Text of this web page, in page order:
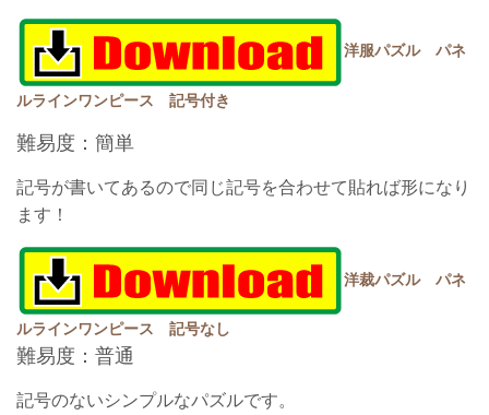
洋服パズル パネ
ルラインワンピース 記号付き
難易度：簡単
記号が書いてあるので同じ記号を合わせて貼れば形になり
ます！
洋裁パズル パネ
ルラインワンピース 記号なし
難易度：普通
記号のないシンプルなパズルです。